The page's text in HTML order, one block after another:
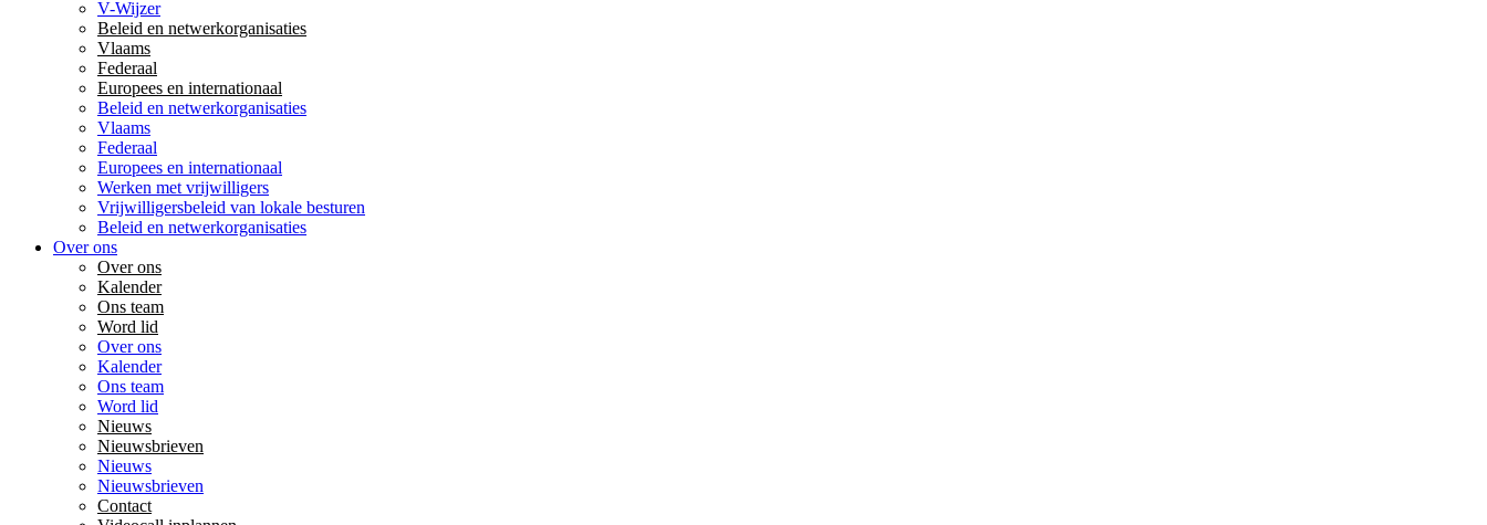
V-Wijzer
Beleid en netwerkorganisaties
Vlaams
Federaal
Europees en internationaal
Beleid en netwerkorganisaties
Vlaams
Federaal
Europees en internationaal
Werken met vrijwilligers
Vrijwilligersbeleid van lokale besturen
Beleid en netwerkorganisaties
Over ons
Over ons
Kalender
Ons team
Word lid
Over ons
Kalender
Ons team
Word lid
Nieuws
Nieuwsbrieven
Nieuws
Nieuwsbrieven
Contact